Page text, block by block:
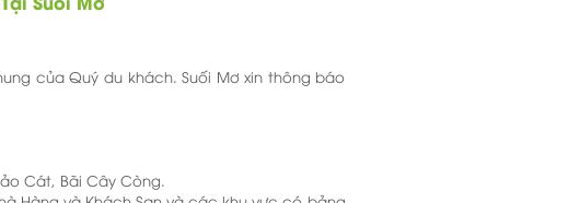
của Quý du khách. Suối Mơ xin thông báo
Cát, Bãi Cây Còng.